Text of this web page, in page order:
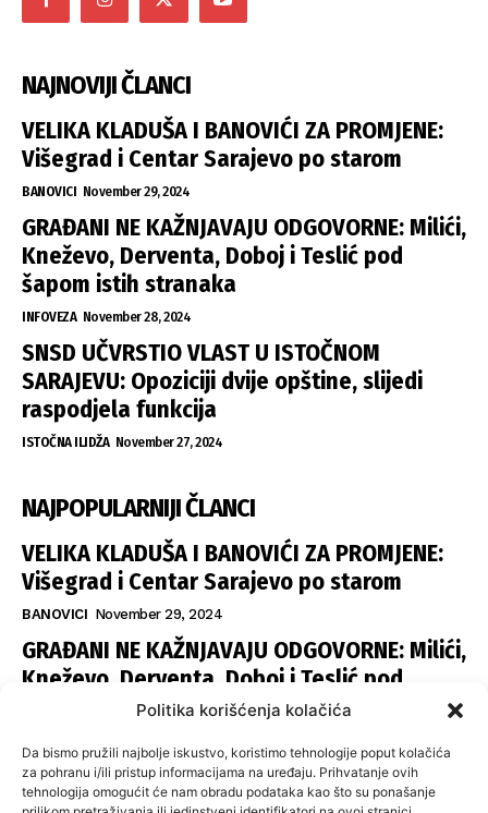
Politika korišćenja kolačića
Da bismo pružili najbolje iskustvo, koristimo tehnologije poput kolačića
za pohranu i/ili pristup informacijama na uređaju. Prihvatanje ovih
tehnologija omogućit će nam obradu podataka kao što su ponašanje
NAJNOVIJI ČLANCI
VELIKA KLADUŠA I BANOVIĆI ZA PROMJENE:
Višegrad i Centar Sarajevo po starom
BANOVICI November 29, 2024
GRAĐANI NE KAŽNJAVAJU ODGOVORNE: Milići,
Kneževo, Derventa, Doboj i Teslić pod
šapom istih stranaka
INFOVEZA November 28, 2024
SNSD UČVRSTIO VLAST U ISTOČNOM
SARAJEVU: Opoziciji dvije opštine, slijedi
raspodjela funkcija
ISTOČNA ILIDŽA November 27, 2024
NAJPOPULARNIJI ČLANCI
VELIKA KLADUŠA I BANOVIĆI ZA PROMJENE:
Višegrad i Centar Sarajevo po starom
BANOVICI November 29, 2024
GRAĐANI NE KAŽNJAVAJU ODGOVORNE: Milići,
Kneževo, Derventa, Doboj i Teslić pod
šapom istih stranaka
SNSD UČVRSTIO VLAST U ISTOČNOM
SARAJEVU: Opoziciji dvije opštine, slijedi